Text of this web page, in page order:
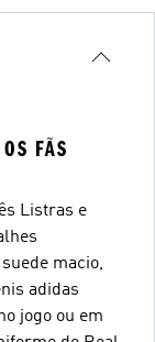
FÃS
Listras e
macio,
adidas
jogo ou em